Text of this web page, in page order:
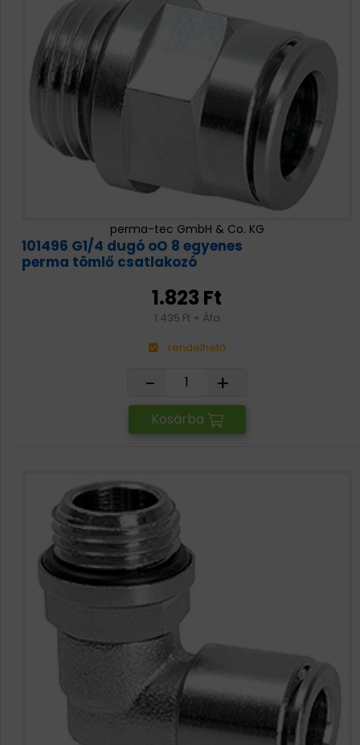
perma-tec GmbH & Co. KG
101496 G1/4 dugó oO 8 egyenes
perma tömlő csatlakozó
1.823 Ft
1.435 Ft + Áfa
rendelhető
- +
Kosárba